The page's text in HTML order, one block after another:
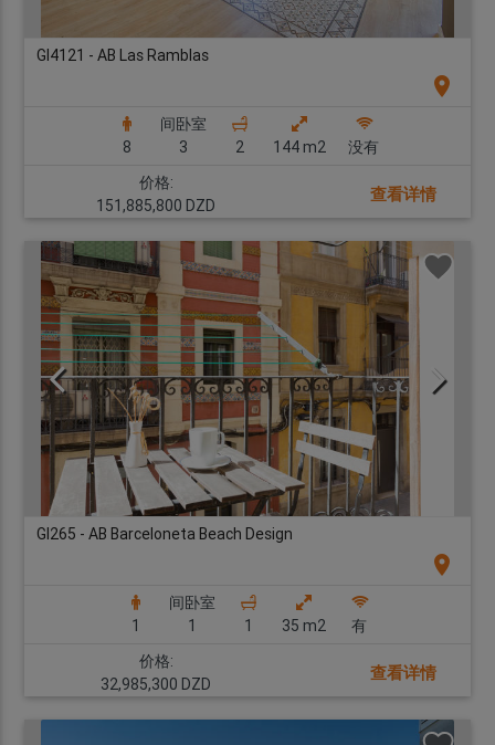
GI4121 - AB Las Ramblas
location_on
8
间卧室
3
2 144 m2
没有
价格:
151,885,800 DZD
查看详情
GI265 - AB Barceloneta Beach Design
location_on
1
间卧室
1
1 35 m2
有
价格:
32,985,300 DZD
查看详情